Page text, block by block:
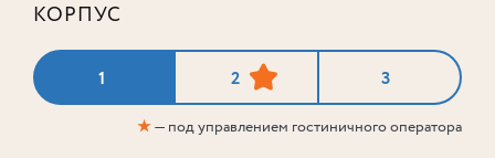
КОРПУС
1 2 3
★— под управлением гостиничного оператора